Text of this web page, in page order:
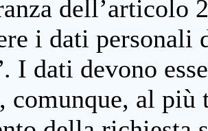
dell’articolo
i dati personali
I dati devono
comunque, al più